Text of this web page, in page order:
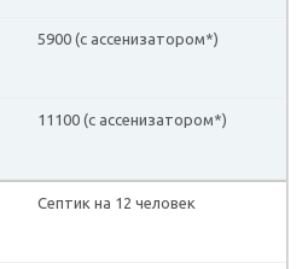
5900 (с ассенизатором*)
11100 (с ассенизатором*)
Септик на 12 человек